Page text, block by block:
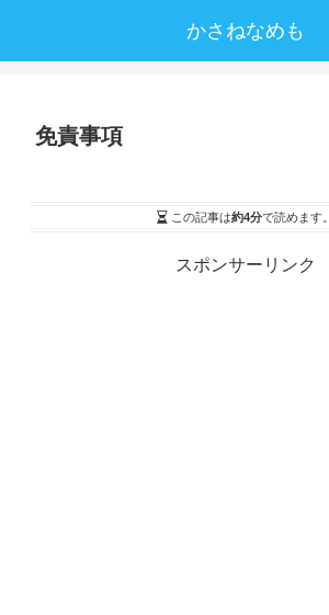
かさねなめも
免責事項
この記事は約4分で読めます。
スポンサーリンク